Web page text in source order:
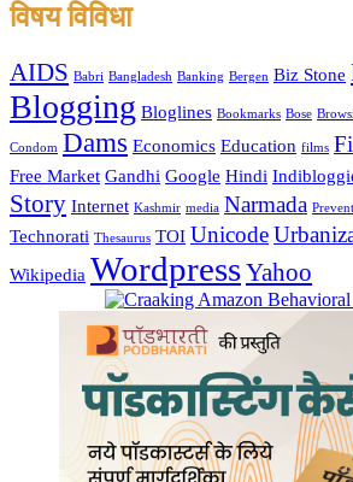
विषय विविधा
AIDS Babri Bangladesh Banking Bergen Biz Stone
Blogging Bloglines Bookmarks Bose
Condom Dams Economics Education films
Free Market Gandhi Google Hindi
Story Internet Kashmir media Narmada
Technorati Thesaurus TOI Unicode
Wikipedia WordpressYahoo